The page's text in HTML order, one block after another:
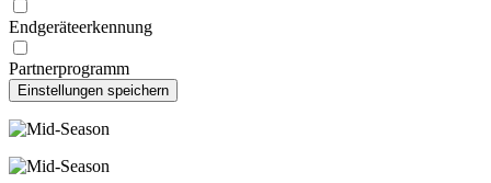
Endgeräteerkennung
Partnerprogramm